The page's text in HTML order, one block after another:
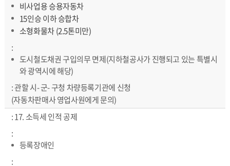
비사업용 승용자동차
15인승 이하 승합차
소형화물차 (2.5톤미만)
도시철도채권 구입의무 면제(지하철공사가 진행되고 있는 특별시
와 광역시에 해당)
관할 시- 군- 구청 차량등록기관에 신청
(자동차판매사 영업사원에게 문의)
17. 소득세 인적 공제
등록장애인